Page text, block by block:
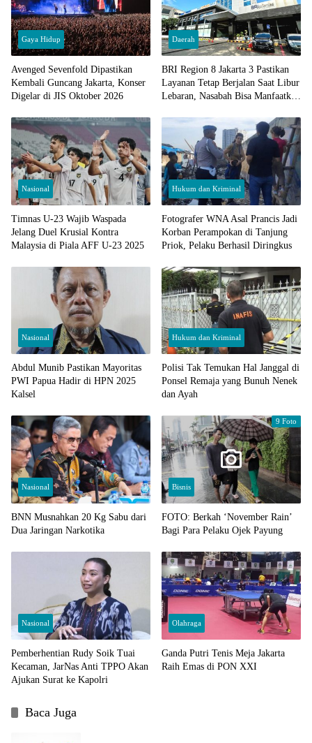
Gaya Hidup
Avenged Sevenfold Dipastikan
Kembali Guncang Jakarta, Konser
Digelar di JIS Oktober 2026
Daerah
BRI Region 8 Jakarta 3 Pastikan
Layanan Tetap Berjalan Saat Libur
Lebaran, Nasabah Bisa Manfaatkan
Nasional
Timnas U-23 Wajib Waspada
Jelang Duel Krusial Kontra
Malaysia di Piala AFF U-23 2025
Hukum dan Kriminal
Fotografer WNA Asal Prancis Jadi
Korban Perampokan di Tanjung
Priok, Pelaku Berhasil Diringkus
Nasional
Abdul Munib Pastikan Mayoritas
PWI Papua Hadir di HPN 2025
Kalsel
Hukum dan Kriminal
Polisi Tak Temukan Hal Janggal di
Ponsel Remaja yang Bunuh Nenek
dan Ayah
Nasional
BNN Musnahkan 20 Kg Sabu dari
Dua Jaringan Narkotika
9 Foto
Bisnis
FOTO: Berkah ‘November Rain’
Bagi Para Pelaku Ojek Payung
Nasional
Pemberhentian Rudy Soik Tuai
Kecaman, JarNas Anti TPPO Akan
Ajukan Surat ke Kapolri
Olahraga
Ganda Putri Tenis Meja Jakarta
Raih Emas di PON XXI
Baca Juga